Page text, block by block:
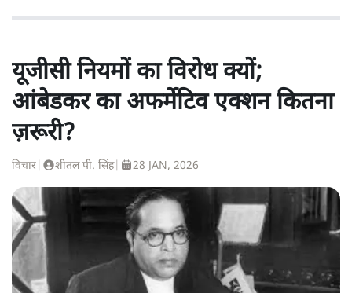
यूजीसी नियमों का विरोध क्यों;
आंबेडकर का अफर्मेटिव एक्शन कितना
ज़रूरी?
विचार शीतल पी. सिंह| 28 JAN, 2026